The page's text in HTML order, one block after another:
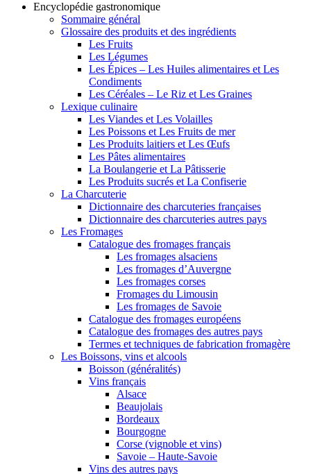
Encyclopédie gastronomique
Sommaire général
Glossaire des produits et des ingrédients
Les Fruits
Les Légumes
Les Épices – Les Huiles alimentaires et Les
Condiments
Les Céréales – Le Riz et Les Graines
Lexique culinaire
Les Viandes et Les Volailles
Les Poissons et Les Fruits de mer
Les Produits laitiers et Les Œufs
Les Pâtes alimentaires
La Boulangerie et La Pâtisserie
Les Produits sucrés et La Confiserie
La Charcuterie
Dictionnaire des charcuteries françaises
Dictionnaire des charcuteries autres pays
Les Fromages
Catalogue des fromages français
Les fromages alsaciens
Les fromages d’Auvergne
Les fromages corses
Fromages du Limousin
Les fromages de Savoie
Catalogue des fromages européens
Catalogue des fromages des autres pays
Termes et techniques de fabrication fromagère
Les Boissons, vins et alcools
Boisson (généralités)
Vins français
Alsace
Beaujolais
Bordeaux
Bourgogne
Corse (vignoble et vins)
Savoie – Haute-Savoie
Vins des autres pays